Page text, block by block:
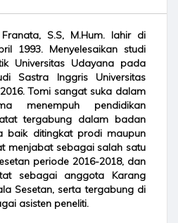
S.S, M.Hum. lahir di
1993. Menyelesaikan studi
Universitas Udayana pada
Sastra Inggris Universitas
Tomi sangat suka dalam
menempuh pendidikan
tergabung dalam badan
baik ditingkat prodi maupun
menjabat sebagai salah satu
periode 2016-2018, dan
sebagai anggota Karang
Sesetan, serta tergabung di
asisten peneliti.